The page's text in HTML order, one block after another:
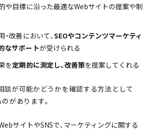
や目標に沿った最適なWebサイトの提案や制
改善において、 SEOやコンテンツマーケティ
なサポートが受けられる
を定期的に測定し、改善策を提案してくれる
談が可能かどうかを確認する方法として
があります。
サイトやSNSで、マーケティングに関する